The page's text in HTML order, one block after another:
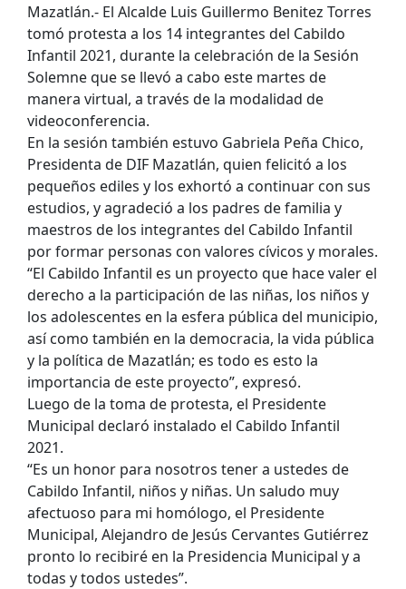
Mazatlán.- El Alcalde Luis Guillermo Benitez Torres
tomó protesta a los 14 integrantes del Cabildo
Infantil 2021, durante la celebración de la Sesión
Solemne que se llevó a cabo este martes de
manera virtual, a través de la modalidad de
videoconferencia.
En la sesión también estuvo Gabriela Peña Chico,
Presidenta de DIF Mazatlán, quien felicitó a los
pequeños ediles y los exhortó a continuar con sus
estudios, y agradeció a los padres de familia y
maestros de los integrantes del Cabildo Infantil
por formar personas con valores cívicos y morales.
“El Cabildo Infantil es un proyecto que hace valer el
derecho a la participación de las niñas, los niños y
los adolescentes en la esfera pública del municipio,
así como también en la democracia, la vida pública
y la política de Mazatlán; es todo es esto la
importancia de este proyecto”, expresó.
Luego de la toma de protesta, el Presidente
Municipal declaró instalado el Cabildo Infantil
2021.
“Es un honor para nosotros tener a ustedes de
Cabildo Infantil, niños y niñas. Un saludo muy
afectuoso para mi homólogo, el Presidente
Municipal, Alejandro de Jesús Cervantes Gutiérrez
pronto lo recibiré en la Presidencia Municipal y a
todas y todos ustedes”.